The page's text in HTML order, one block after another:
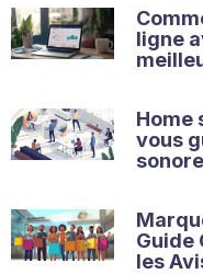
ligne
Home
vous
Guide
les